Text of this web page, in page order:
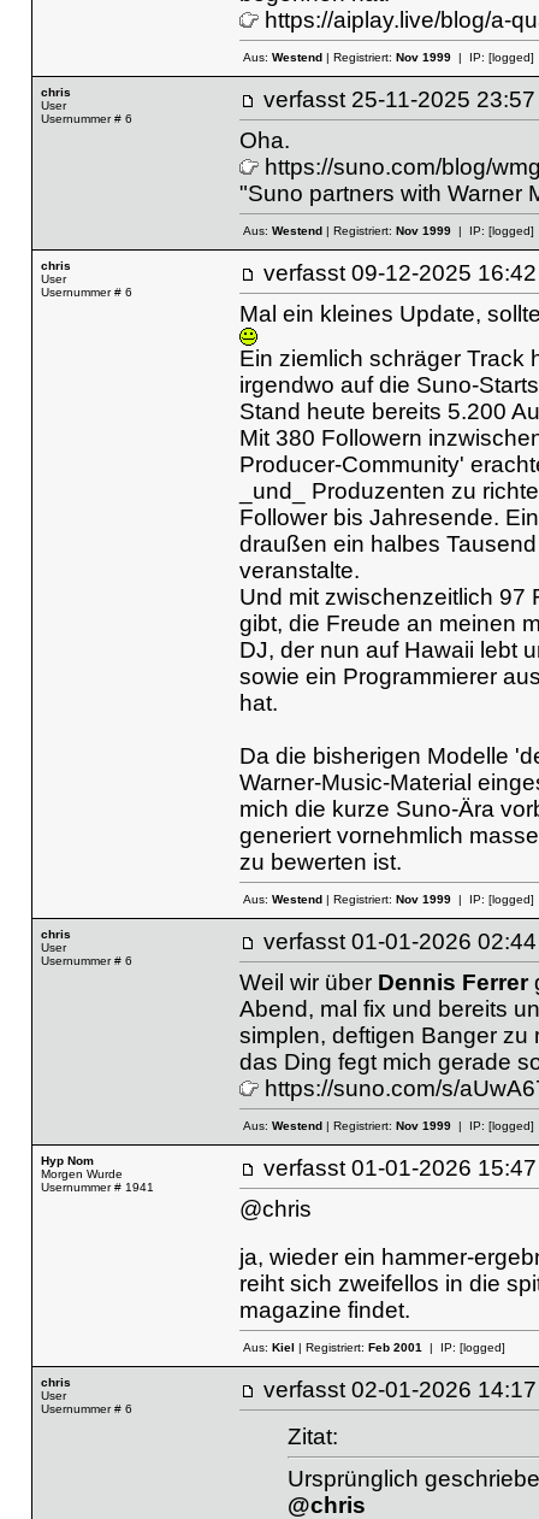
https://aiplay.live/blog/a-
Aus: Westend| Registriert: Nov 1999| IP: [logged]
chris
User
Usernummer # 6
verfasst 25-11-2025
Oha.
https://suno.com/blog/
"Suno partners with Warner
Aus: Westend| Registriert: Nov 1999| IP: [logged]
chris
User
Usernummer # 6
verfasst 09-12-2025
Mal ein kleines Update,
Ein ziemlich schräger Track
irgendwo auf die Suno-
Stand heute bereits 5.200
Mit 380 Followern
Producer-Community'
_und_ Produzenten zu
Follower bis Jahresende.
draußen ein halbes
veranstalte.
Und mit zwischenzeitlich 97
gibt, die Freude an meinen
DJ, der nun auf Hawaii lebt
sowie ein Programmierer
hat.
Da die bisherigen Modelle
Warner-Music-Material
mich die kurze Suno-Ära
generiert vornehmlich
zu bewerten ist.
Aus: Westend| Registriert: Nov 1999| IP: [logged]
chris
User
Usernummer # 6
verfasst 01-01-2026
Weil wir über Dennis Ferrer
Abend, mal fix und bereits
simplen, deftigen Banger zu
das Ding fegt mich gerade
https://suno.com/s/
Aus: Westend| Registriert: Nov 1999| IP: [logged]
Hyp Nom
Morgen Wurde
Usernummer # 1941
verfasst 01-01-2026
@chris
ja, wieder ein hammer-
reiht sich zweifellos in die
magazine findet.
Aus: Kiel | Registriert: Feb 2001| IP: [logged]
chris
User
Usernummer # 6
verfasst 02-01-2026
Zitat:
Ursprünglich
@chris